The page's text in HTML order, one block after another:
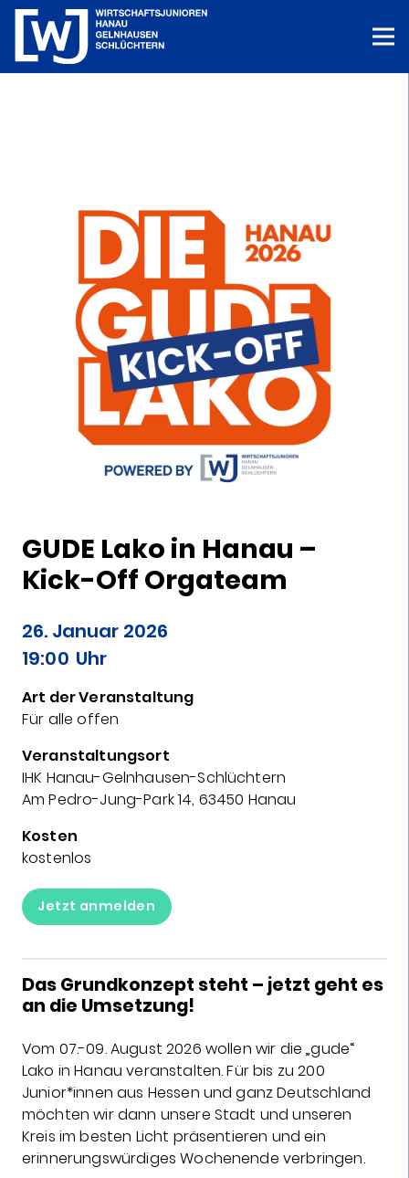
GUDE Lako in Hanau –
Kick-Off Orgateam
26. Januar 2026
19:00 Uhr
Art der Veranstaltung
Für alle offen
Veranstaltungsort
IHK Hanau-Gelnhausen-Schlüchtern
Am Pedro-Jung-Park 14, 63450 Hanau
Kosten
kostenlos
Jetzt anmelden
Das Grundkonzept steht – jetzt geht es
an die Umsetzung!
Vom 07.-09. August 2026 wollen wir die „gude“
Lako in Hanau veranstalten. Für bis zu 200
Junior*innen aus Hessen und ganz Deutschland
möchten wir dann unsere Stadt und unseren
Kreis im besten Licht präsentieren und ein
erinnerungswürdiges Wochenende verbringen.